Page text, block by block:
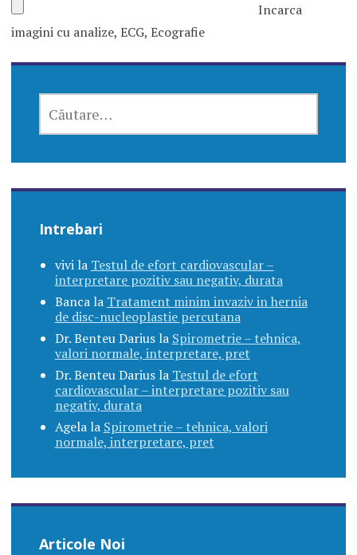
Incarca
imagini cu analize, ECG, Ecografie
DUPĂ:
Intrebari
vivila Testul de efort cardiovascular –
interpretare pozitiv sau negativ, durata
Bancala Tratament minim invaziv in hernia
de disc-nucleoplastie percutana
Dr. Benteu Dariusla Spirometrie – tehnica,
valori normale, interpretare, pret
Dr. Benteu Dariusla Testul de efort
cardiovascular – interpretare pozitiv sau
negativ, durata
Agelala Spirometrie – tehnica, valori
normale, interpretare, pret
Articole Noi